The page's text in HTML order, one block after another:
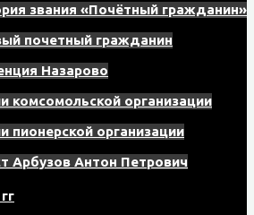
звания «Почётный гражданин»
почетный гражданин
Назарово
комсомольской организации
пионерской организации
Арбузов Антон Петрович